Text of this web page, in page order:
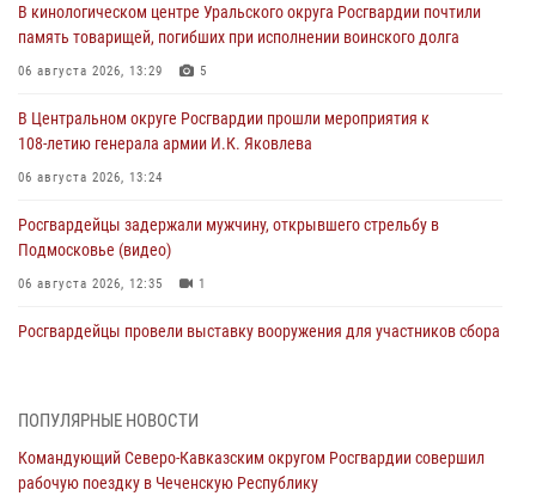
В кинологическом центре Уральского округа Росгвардии почтили
память товарищей, погибших при исполнении воинского долга
06 августа 2026, 13:29 5
В Центральном округе Росгвардии прошли мероприятия к
108‑летию генерала армии И.К. Яковлева
06 августа 2026, 13:24
Росгвардейцы задержали мужчину, открывшего стрельбу в
Подмосковье (видео)
06 августа 2026, 12:35 1
Росгвардейцы провели выставку вооружения для участников сбора
второй годовщине вторжения ВСУ на территорию области
06 августа 2026, 11:56
ПОПУЛЯРНЫЕ НОВОСТИ
Командующий Северо-Кавказским округом Росгвардии совершил
рабочую поездку в Чеченскую Республику